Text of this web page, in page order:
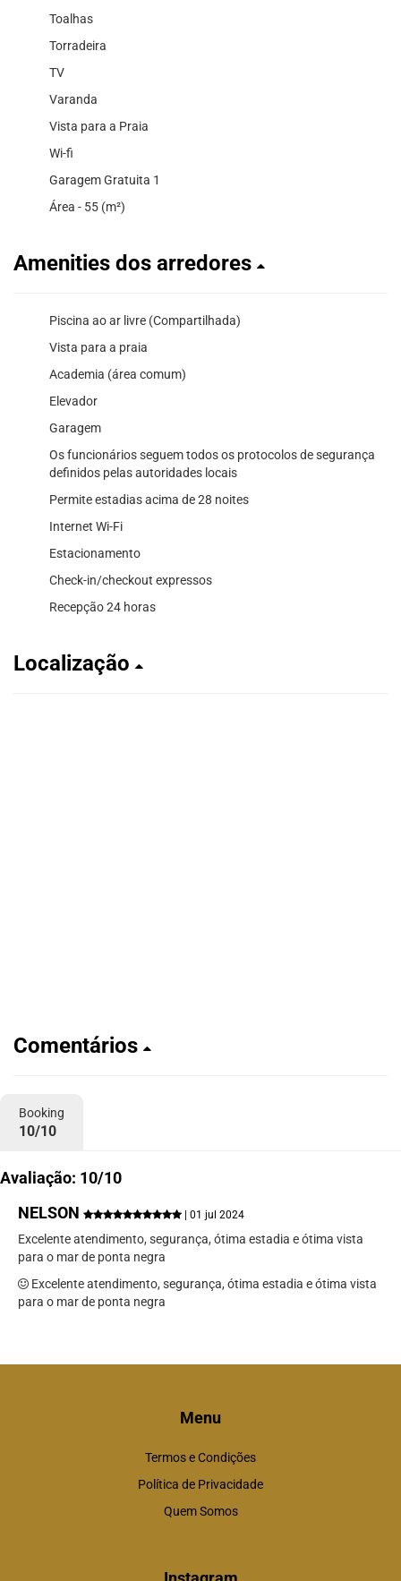
Toalhas
Torradeira
TV
Varanda
Vista para a Praia
Wi-fi
Garagem Gratuita 1
Área - 55 (m²)
Amenities dos arredores
Piscina ao ar livre (Compartilhada)
Vista para a praia
Academia (área comum)
Elevador
Garagem
Os funcionários seguem todos os protocolos de segurança
definidos pelas autoridades locais
Permite estadias acima de 28 noites
Internet Wi-Fi
Estacionamento
Check-in/checkout expressos
Recepção 24 horas
Localização
Comentários
Booking
10/10
Avaliação: 10/10
NELSON
| 01 jul 2024
Excelente atendimento, segurança, ótima estadia e ótima vista
para o mar de ponta negra
Excelente atendimento, segurança, ótima estadia e ótima vista
para o mar de ponta negra
Menu
Termos e Condições
Política de Privacidade
Quem Somos